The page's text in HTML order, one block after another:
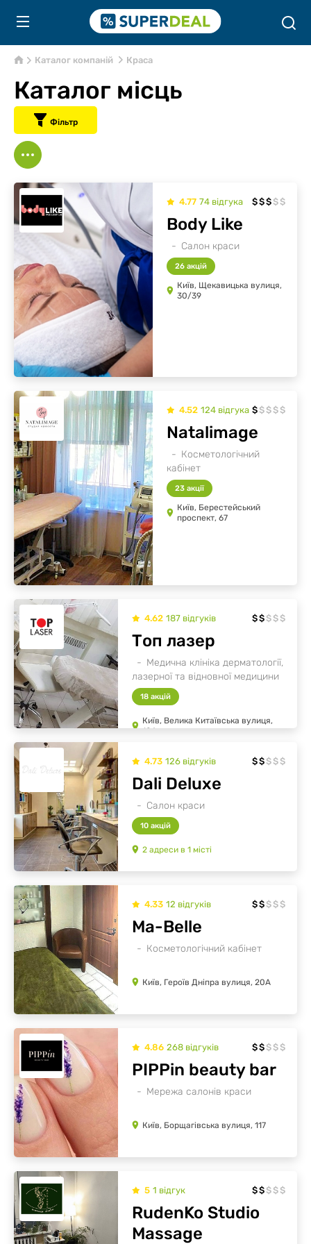
Каталог компаній Краса
Каталог місць
Фільтр
4.77 74 відгукa $$$ $ $
Салон краси
Body Like
26 акцій
Київ, Щекавицька вулиця,
30/39
4.52 124 відгукa $ $ $ $ $
Косметологічний
кабінет
Natalimage
23 акції
Київ, Берестейський
проспект, 67
4.62 187 відгуків $$ $ $ $
Медична клініка дерматології,
лазерної та відновної медицини
Топ лазер
18 акцій
Київ, Велика Китаївська вулиця,
10А
4.73 126 відгуків $$ $ $ $
Салон краси
Dali Deluxe
10 акцій
2 адреси в 1 місті
4.33 12 відгуків $$ $ $ $
Косметологічний кабінет
Ma-Belle
Київ, Героїв Дніпра вулиця, 20А
4.86 268 відгуків $$ $ $ $
Мережа салонів краси
PIPPin beauty bar
Київ, Борщагівська вулиця, 117
5 1 відгук $$ $ $ $
RudenKo Studio
Massage